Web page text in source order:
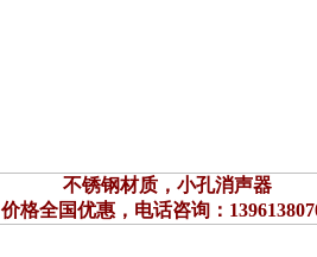
不锈钢材质，小孔消声器
价格全国优惠，电话咨询：